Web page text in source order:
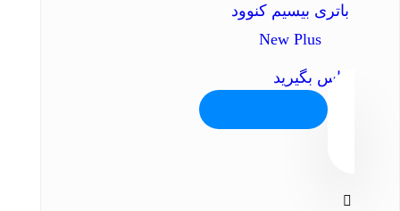
باتری بیسیم کنوود
New Plus
تماس بگیرید